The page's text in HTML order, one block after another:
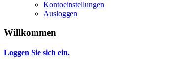
Kontoeinstellungen
Ausloggen
Willkommen
Loggen Sie sich ein.